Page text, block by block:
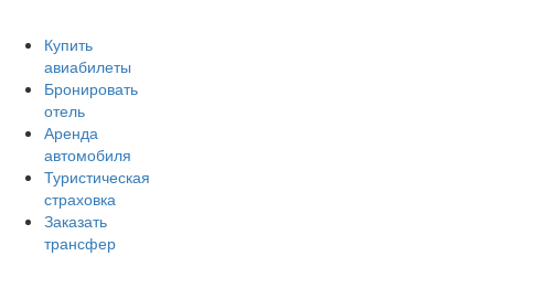
Купить
авиабилеты
Бронировать
отель
Аренда
автомобиля
Туристическая
страховка
Заказать
трансфер